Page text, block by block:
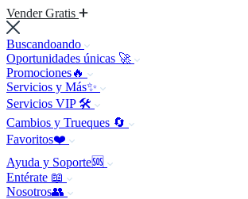
Vender Gratis
Buscandoando
Oportunidades únicas 🚀
Promociones🔥
Servicios y Más✨
Servicios VIP 🛠️
Cambios y Trueques 🔄
Favoritos❤️
Ayuda y Soporte🆘
Entérate 📖
Nosotros👥